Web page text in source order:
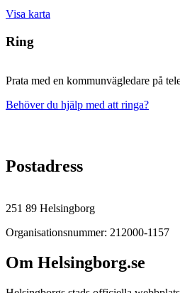
Visa karta
Ring
Prata med en kommunvägledare på
Behöver du hjälp med att ringa?
Postadress
251 89 Helsingborg
Organisationsnummer: 212000-1157
Om Helsingborg.se